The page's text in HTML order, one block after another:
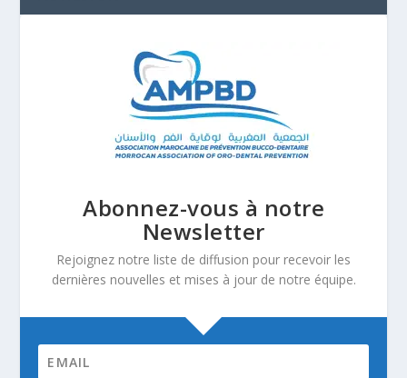
Abonnez-vous à notre
Newsletter
Rejoignez notre liste de diffusion pour recevoir les
dernières nouvelles et mises à jour de notre équipe.